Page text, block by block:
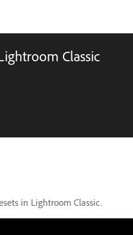
Classic
in Lightroom Classic.